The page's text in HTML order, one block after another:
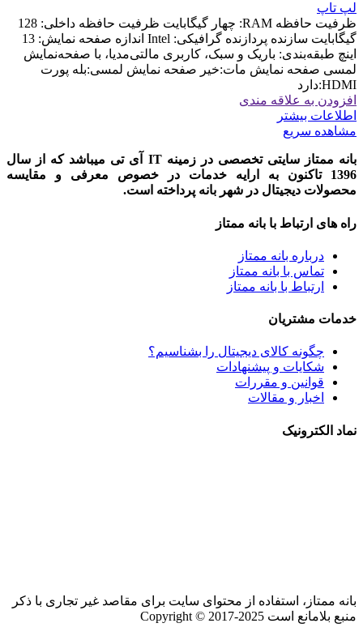
لپ تاپ
ظرفیت حافظه RAM: چهار گیگابایت ظرفیت حافظه داخلی: 128
گیگابایت سازنده پردازنده گرافیکی: Intel اندازه صفحه نمایش: 13
اینچ طبقه‌بندی: باریک و سبک، کاربری مالتی‌مدیا، با صفحه‌نمایش
لمسی صفحه نمایش مات:خیر صفحه نمایش لمسی:بله پورت
HDMI:دارد
افزودن به علاقه مندی
اطلاعات بیشتر
مشاهده سریع
بانه ممتاز سایتی تخصصی در زمینه IT آی تی میباشد که از سال
1396 تاکنون به ارایه خدمات در خصوص معرفی و مقایسه
محصولات دیجیتال در شهر بانه پرداخته است.
راه های ارتباط با بانه ممتاز
درباره بانه ممتاز
تماس با بانه ممتاز
ارتباط با بانه ممتاز
خدمات مشتریان
چگونه کالای دیجیتال را بشناسیم؟
شکایات و پیشنهادات
قوانین و مقررات
اخبار و مقالات
نماد الکترونیک
بانه ممتاز، استفاده از محتوای سایت برای مقاصد غیر تجاری با ذکر
منبع بلامانع است Copyright © 2017-2025